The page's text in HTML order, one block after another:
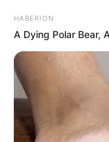
HABERION
A Dying Polar Bear,